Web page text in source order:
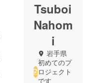
Tsuboi
Nahom
i
岩手県
初めてのプ
ロジェクト
です